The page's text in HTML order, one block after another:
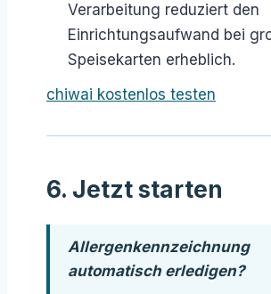
Verarbeitung reduziert den
Einrichtungsaufwand bei
Speisekarten erheblich.
chiwai kostenlos testen
6. Jetzt starten
Allergenkennzeichnung
automatisch erledigen?